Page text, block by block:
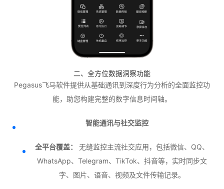
二、全方位数据洞察功能
Pegasus飞马软件提供从基础通讯到深度行为分析的全面监控功
能，助您构建完整的数字信息时间轴。
智能通讯与社交监控
全平台覆盖：
无缝监控主流社交应用，包括微信、QQ、
WhatsApp、Telegram、TikTok、抖音等，实时同步文
字、图片、语音、视频及文件传输记录。